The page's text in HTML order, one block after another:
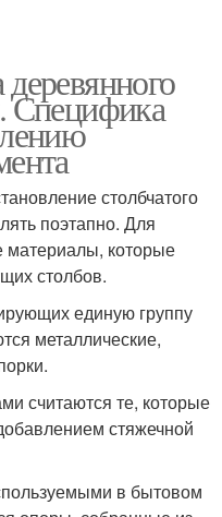
Специфика
столбчатого
поэтапно. Для
материалы, которые
столбов.
единую группу
металлические,
считаются те, которые
стяжечной
в бытовом